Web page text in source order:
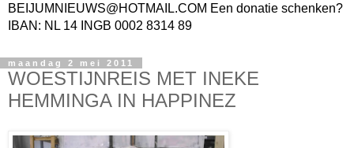
BEIJUMNIEUWS@HOTMAIL.COM Een donatie schenken?
IBAN: NL 14 INGB 0002 8314 89
maandag 2 mei 2011
WOESTIJNREIS MET INEKE
HEMMINGA IN HAPPINEZ